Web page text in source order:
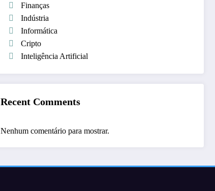
Finanças
Indústria
Informática
Cripto
Inteligência Artificial
Recent Comments
Nenhum comentário para mostrar.